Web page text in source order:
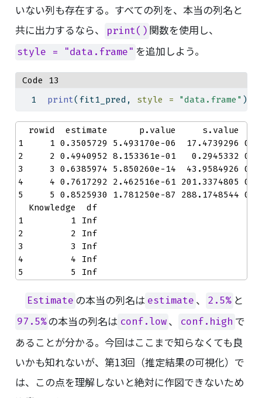
いない列も存在する。すべての列を、本当の列名と
共に出力するなら、
print() 関数を使用し、
style = "data.frame" を追加しよう。
Code 13
print(fit1_pred, style = "data.frame" )
rowid  estimate      p.value     s.value
1     1 0.3505729 5.493170e-06
2     2 0.4940952 8.153361e-01
3     3 0.6385974 5.850260e-14
4     4 0.7617292 2.462516e-61
5     5 0.8525930 1.781250e-87
  Knowledge  df
1         1 Inf
2         2 Inf
3         3 Inf
4         4 Inf
5         5 Inf
Estimate の本当の列名は estimate 、 2.5% と
97.5%の本当の列名は conf.low 、 conf.high で
あることが分かる。今回はここまで知らなくても良
いかも知れないが、第13回（推定結果の可視化）で
は、この点を理解しないと絶対に作図できないため